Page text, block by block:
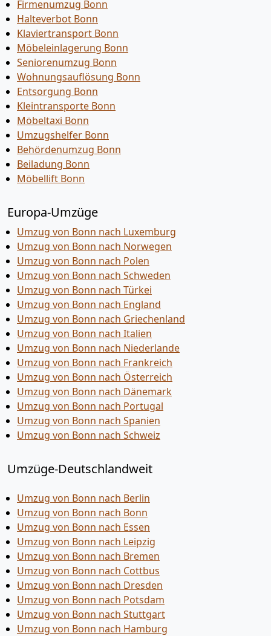
Firmenumzug Bonn
Halteverbot Bonn
Klaviertransport Bonn
Möbeleinlagerung Bonn
Seniorenumzug Bonn
Wohnungsauflösung Bonn
Entsorgung Bonn
Kleintransporte Bonn
Möbeltaxi Bonn
Umzugshelfer Bonn
Behördenumzug Bonn
Beiladung Bonn
Möbellift Bonn
Europa-Umzüge
Umzug von Bonn nach Luxemburg
Umzug von Bonn nach Norwegen
Umzug von Bonn nach Polen
Umzug von Bonn nach Schweden
Umzug von Bonn nach Türkei
Umzug von Bonn nach England
Umzug von Bonn nach Griechenland
Umzug von Bonn nach Italien
Umzug von Bonn nach Niederlande
Umzug von Bonn nach Frankreich
Umzug von Bonn nach Österreich
Umzug von Bonn nach Dänemark
Umzug von Bonn nach Portugal
Umzug von Bonn nach Spanien
Umzug von Bonn nach Schweiz
Umzüge-Deutschlandweit
Umzug von Bonn nach Berlin
Umzug von Bonn nach Bonn
Umzug von Bonn nach Essen
Umzug von Bonn nach Leipzig
Umzug von Bonn nach Bremen
Umzug von Bonn nach Cottbus
Umzug von Bonn nach Dresden
Umzug von Bonn nach Potsdam
Umzug von Bonn nach Stuttgart
Umzug von Bonn nach Hamburg